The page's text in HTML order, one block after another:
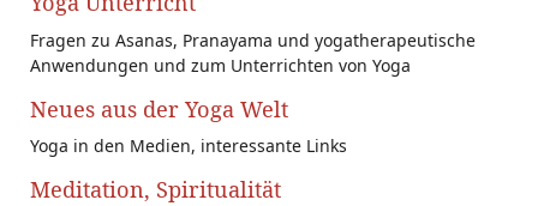
Fragen zu Asanas, Pranayama und yogatherapeutische
Anwendungen und zum Unterrichten von Yoga
Neues aus der Yoga Welt
Yoga in den Medien, interessante Links
Meditation, Spiritualität